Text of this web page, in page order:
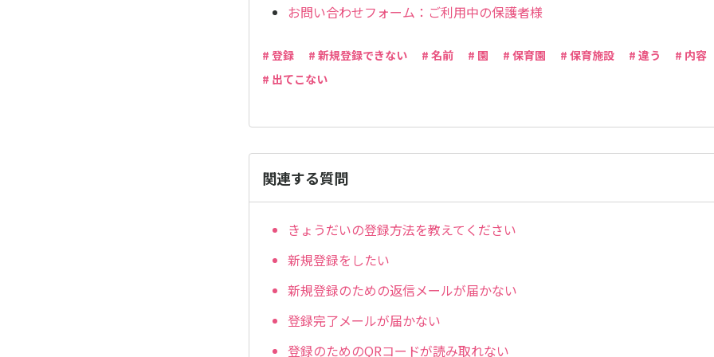
お問い合わせフォーム：ご利用中の保護者様
# 登録 # 新規登録できない # 名前 # 園 # 保育園 # 保育施設 # 違う
# 内容
# 出てこない
関連する質問
きょうだいの登録方法を教えてください
新規登録をしたい
新規登録のための返信メールが届かない
登録完了メールが届かない
登録のためのQRコードが読み取れない